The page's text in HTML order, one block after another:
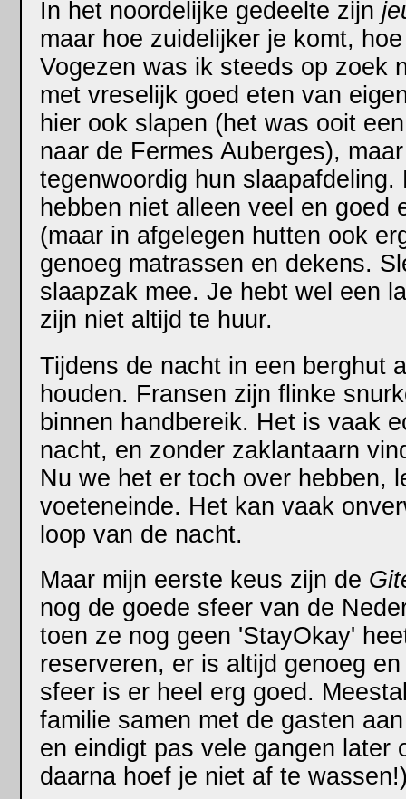
In het noordelijke gedeelte zijn
maar hoe zuidelijker je komt,
Vogezen was ik steeds op zoek
met vreselijk goed eten van
hier ook slapen (het was ooit
naar de Fermes Auberges),
tegenwoordig hun
hebben niet alleen veel en goed
(maar in afgelegen hutten ook
genoeg matrassen en dekens.
slaapzak mee. Je hebt wel een
zijn niet altijd te huur.
Tijdens de nacht in een berghut
houden. Fransen zijn flinke
binnen handbereik. Het is vaak
nacht, en zonder zaklantaarn
Nu we het er toch over hebben,
voeteneinde. Het kan vaak
loop van de nacht.
Maar mijn eerste keus zijn de
nog de goede sfeer van de
toen ze nog geen 'StayOkay'
reserveren, er is altijd genoeg
sfeer is er heel erg goed.
familie samen met de gasten
en eindigt pas vele gangen later
daarna hoef je niet af te